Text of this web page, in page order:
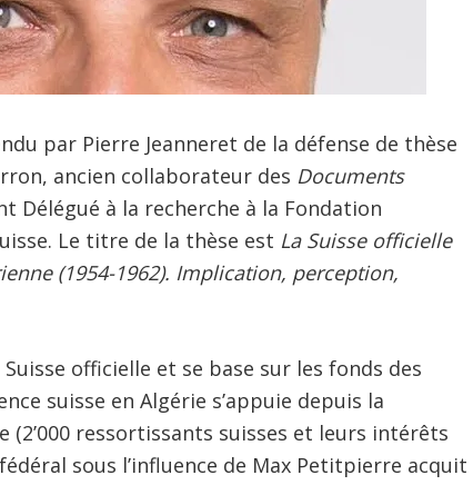
par Pierre Jeanneret de la défense de thèse
ancien collaborateur des Documents
Délégué à la recherche à la Fondation
Le titre de la thèse est La Suisse officielle
(1954-1962). Implication, perception,
officielle et se base sur les fonds des
suisse en Algérie s’appuie depuis la
ressortissants suisses et leurs intérêts
sous l’influence de Max Petitpierre acquit